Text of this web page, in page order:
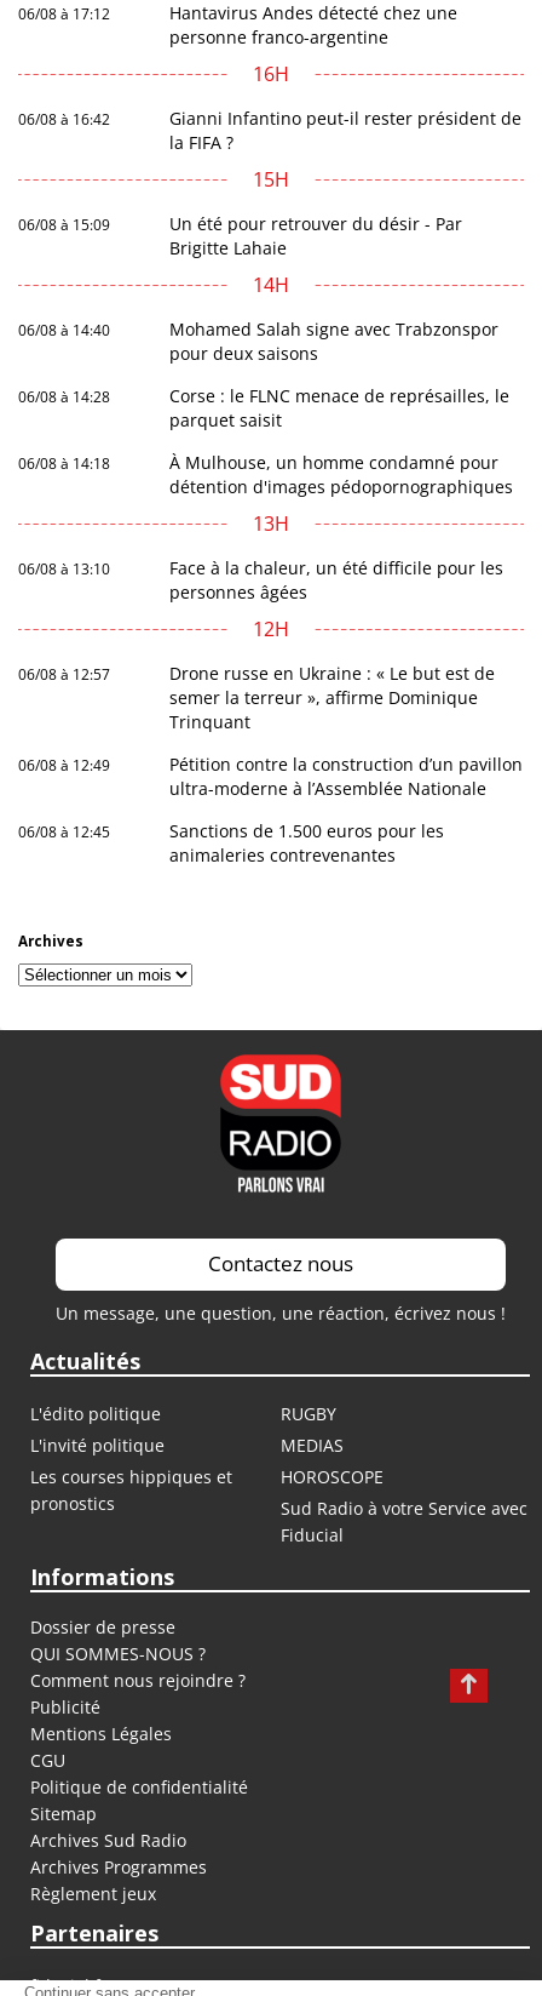
06/08 à 17:12
Hantavirus Andes détecté chez une
personne franco-argentine
16H
06/08 à 16:42
Gianni Infantino peut-il rester président de
la FIFA ?
15H
06/08 à 15:09
Un été pour retrouver du désir - Par
Brigitte Lahaie
14H
06/08 à 14:40
Mohamed Salah signe avec Trabzonspor
pour deux saisons
06/08 à 14:28
Corse : le FLNC menace de représailles, le
parquet saisit
06/08 à 14:18
À Mulhouse, un homme condamné pour
détention d'images pédopornographiques
13H
06/08 à 13:10
Face à la chaleur, un été difficile pour les
personnes âgées
12H
06/08 à 12:57
Drone russe en Ukraine : « Le but est de
semer la terreur », affirme Dominique
Trinquant
06/08 à 12:49
Pétition contre la construction d’un pavillon
ultra-moderne à l’Assemblée Nationale
06/08 à 12:45
Sanctions de 1.500 euros pour les
animaleries contrevenantes
Archives
Archives
Contactez nous
Un message, une question, une réaction, écrivez nous !
Actualités
L'édito politique
RUGBY
L'invité politique
MEDIAS
Les courses hippiques et
pronostics
HOROSCOPE
Sud Radio à votre Service avec
Fiducial
Informations
Dossier de presse
QUI SOMMES-NOUS ?
Comment nous rejoindre ?
Publicité
Mentions Légales
CGU
Politique de confidentialité
Sitemap
Archives Sud Radio
Archives Programmes
Règlement jeux
Partenaires
fiducial.fr